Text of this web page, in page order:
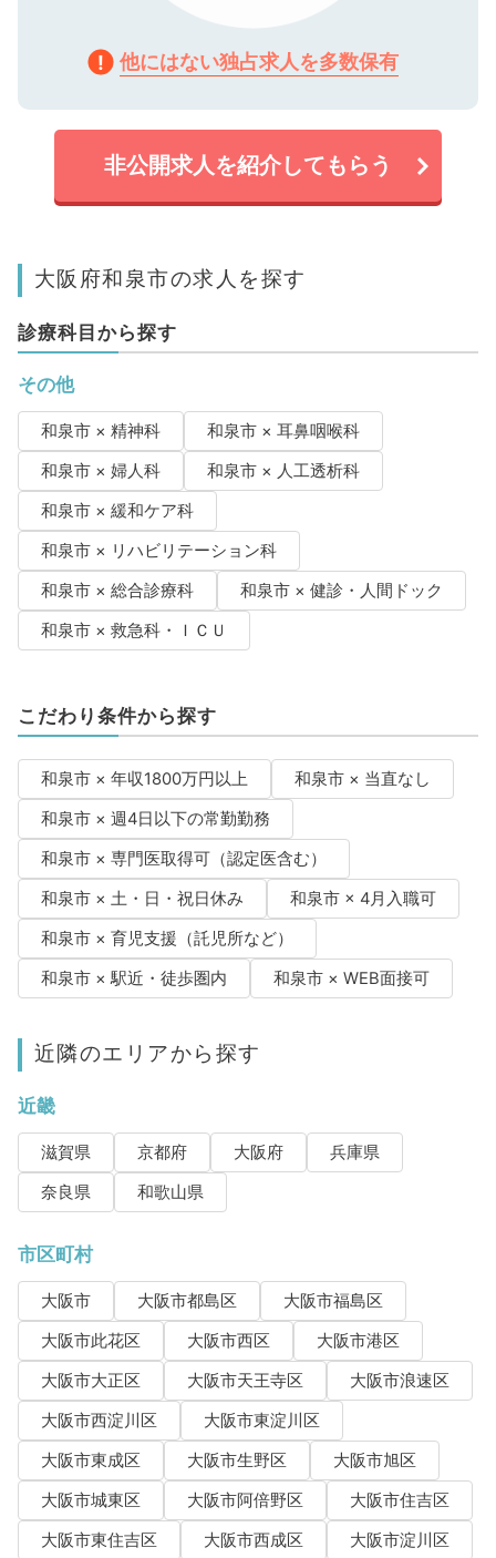
他にはない独占求人を多数保有
非公開求人を紹介してもらう
大阪府和泉市の求人を探す
診療科目から探す
その他
和泉市 × 精神科
和泉市 × 耳鼻咽喉科
和泉市 × 婦人科
和泉市 × 人工透析科
和泉市 × 緩和ケア科
和泉市 × リハビリテーション科
和泉市 × 総合診療科
和泉市 × 健診・人間ドック
和泉市 × 救急科・ＩＣＵ
こだわり条件から探す
和泉市 × 年収1800万円以上
和泉市 × 当直なし
和泉市 × 週4日以下の常勤勤務
和泉市 × 専門医取得可（認定医含む）
和泉市 × 土・日・祝日休み
和泉市 × 4月入職可
和泉市 × 育児支援（託児所など）
和泉市 × 駅近・徒歩圏内
和泉市 × WEB面接可
近隣のエリアから探す
近畿
滋賀県 京都府 大阪府
兵庫県
奈良県
和歌山県
市区町村
大阪市 大阪市都島区
大阪市福島区
大阪市此花区
大阪市西区
大阪市港区
大阪市大正区
大阪市天王寺区
大阪市浪速区
大阪市西淀川区
大阪市東淀川区
大阪市東成区
大阪市生野区
大阪市旭区
大阪市城東区
大阪市阿倍野区
大阪市住吉区
大阪市東住吉区
大阪市西成区
大阪市淀川区